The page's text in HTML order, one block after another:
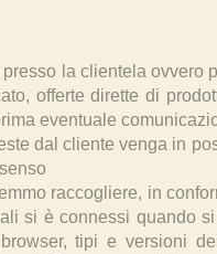
la clientela
offerte dirette di
eventuale
dal cliente venga in
raccogliere, in
si è connessi quando
tipi e versioni